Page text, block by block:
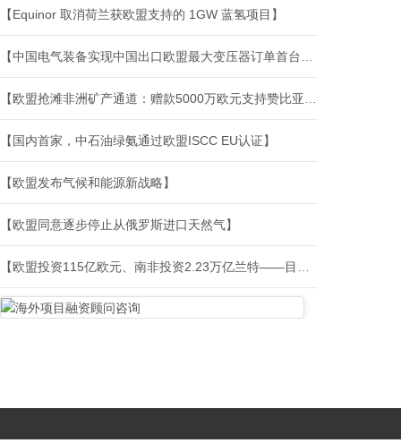
【Equinor 取消荷兰获欧盟支持的 1GW 蓝氢项目】
【国内首家，中石油绿氨通过欧盟ISCC EU认证】
【欧盟发布气候和能源新战略】
【欧盟同意逐步停止从俄罗斯进口天然气】